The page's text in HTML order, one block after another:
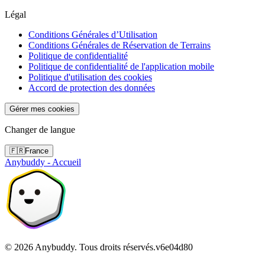
Légal
Conditions Générales d’Utilisation
Conditions Générales de Réservation de Terrains
Politique de confidentialité
Politique de confidentialité de l'application mobile
Politique d'utilisation des cookies
Accord de protection des données
Gérer mes cookies
Changer de langue
🇫🇷France
Anybuddy - Accueil
© 2026 Anybuddy. Tous droits réservés.v6e04d80